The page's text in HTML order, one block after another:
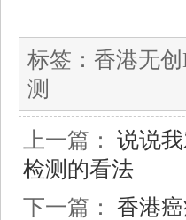
标签： 香港无
测
上一篇： 说说
检测的看法
下一篇： 香港